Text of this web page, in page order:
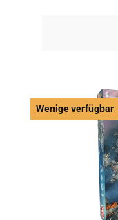
Wenige verfügbar